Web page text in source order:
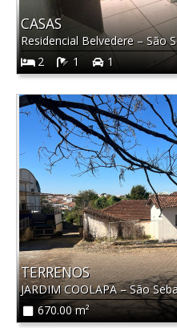
CASAS
Residencial Belvedere–São
2
1 1
TERRENOS
JARDIM COOLAPA–São
670.00 m²